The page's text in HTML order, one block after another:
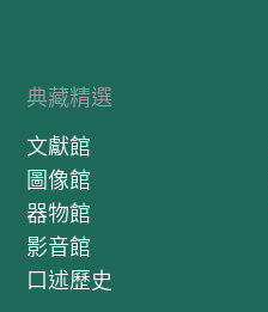
典藏精選
文獻館
圖像館
器物館
影音館
口述歷史